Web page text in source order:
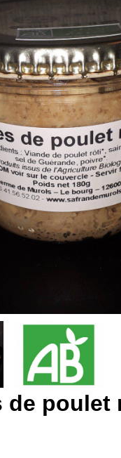
de poulet